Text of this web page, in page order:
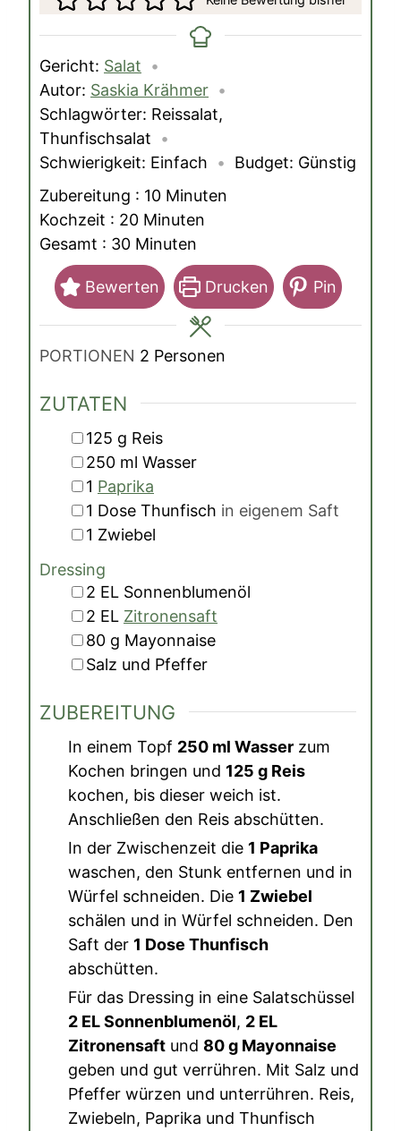
Gericht: Salat
Autor: Saskia Krähmer
Schlagwörter: Reissalat,
Thunfischsalat
Schwierigkeit: Einfach Budget: Günstig
Zubereitung : 10Minuten
Minuten
Kochzeit : 20Minuten
Minuten
Gesamt : 30Minuten
Minuten
Bewerten Drucken Pin
PORTIONEN 2 Personen
ZUTATEN
▢
125 g Reis
▢
250 ml Wasser
▢
1 Paprika
▢
1 Dose Thunfisch in eigenem Saft
▢
1 Zwiebel
Dressing
▢
2 EL Sonnenblumenöl
▢
2 EL Zitronensaft
▢
80 g Mayonnaise
▢
Salz und Pfeffer
ZUBEREITUNG
In einem Topf 250 ml Wasser zum
Kochen bringen und 125 g Reis
kochen, bis dieser weich ist.
Anschließen den Reis abschütten.
In der Zwischenzeit die 1 Paprika
waschen, den Stunk entfernen und in
Würfel schneiden. Die 1 Zwiebel
schälen und in Würfel schneiden. Den
Saft der 1 Dose Thunfisch
abschütten.
Für das Dressing in eine Salatschüssel
2 EL Sonnenblumenöl, 2 EL
Zitronensaft und 80 g Mayonnaise
geben und gut verrühren. Mit Salz und
Pfeffer würzen und unterrühren. Reis,
Zwiebeln, Paprika und Thunfisch